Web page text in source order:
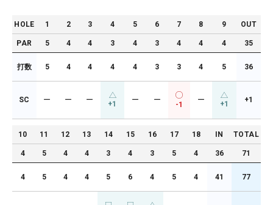
HOLE 1 2 3 4 5 6 7 8 9 OUT
PAR 5 4 4 3 4 3 4 4 4 35
打数 5 4 4 4 4 3 3 4 5 36
SC ー ー ー +1 ー ー
-1
ー +1 +1
10 11 12 13 14 15 16 17 18 IN TOTAL
4 5 4 4 3 4 3 5 4 36 71
4 5 4 4 5 6 4 5 4 41 77